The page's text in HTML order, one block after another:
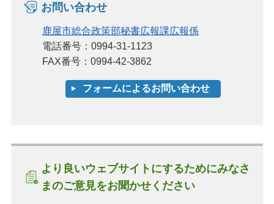
お問い合わせ
鹿屋市総合政策部秘書広報課広報係
電話番号：0994-31-1123
FAX番号：0994-42-3862
より良いウェブサイトにするためにみなさ
まのご意見をお聞かせください